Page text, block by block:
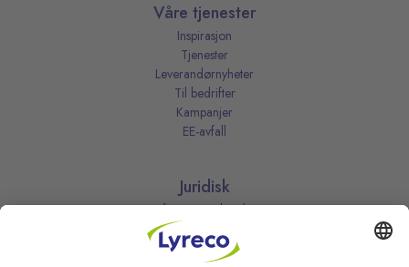
Våre tjenester
Inspirasjon
Tjenester
Leverandørnyheter
Til bedrifter
Kampanjer
EE-avfall
Juridisk
Informasjonskapsler
Kjøpsbetingelser
Personvernerklæring